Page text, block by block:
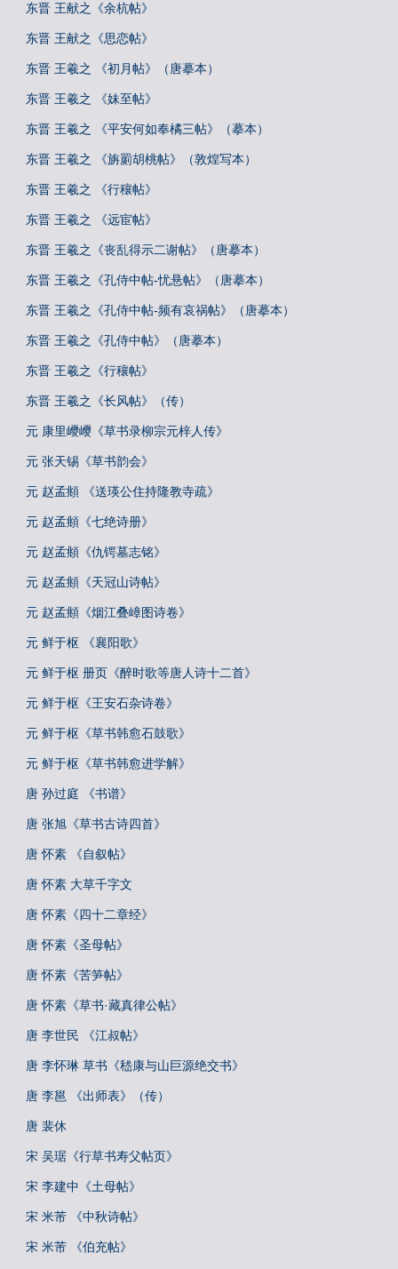
东晋 王献之《余杭帖》
东晋 王献之《思恋帖》
东晋 王羲之 《初月帖》（唐摹本）
东晋 王羲之 《妹至帖》
东晋 王羲之 《平安何如奉橘三帖》（摹本）
东晋 王羲之 《旃罽胡桃帖》（敦煌写本）
东晋 王羲之 《行穰帖》
东晋 王羲之 《远宦帖》
东晋 王羲之《丧乱得示二谢帖》（唐摹本）
东晋 王羲之《孔侍中帖-忧悬帖》（唐摹本）
东晋 王羲之《孔侍中帖-频有哀祸帖》（唐摹本）
东晋 王羲之《孔侍中帖》（唐摹本）
东晋 王羲之《行穰帖》
东晋 王羲之《长风帖》（传）
元 康里巎巎《草书录柳宗元梓人传》
元 张天锡《草书韵会》
元 赵孟頫 《送瑛公住持隆教寺疏》
元 赵孟頫《七绝诗册》
元 赵孟頫《仇锷墓志铭》
元 赵孟頫《天冠山诗帖》
元 赵孟頫《烟江叠嶂图诗卷》
元 鲜于枢 《襄阳歌》
元 鲜于枢 册页《醉时歌等唐人诗十二首》
元 鲜于枢《王安石杂诗卷》
元 鲜于枢《草书韩愈石鼓歌》
元 鲜于枢《草书韩愈进学解》
唐 孙过庭 《书谱》
唐 张旭《草书古诗四首》
唐 怀素 《自叙帖》
唐 怀素 大草千字文
唐 怀素《四十二章经》
唐 怀素《圣母帖》
唐 怀素《苦笋帖》
唐 怀素《草书·藏真律公帖》
唐 李世民 《江叔帖》
唐 李怀琳 草书《嵇康与山巨源绝交书》
唐 李邕 《出师表》（传）
唐 裴休
宋 吴琚《行草书寿父帖页》
宋 李建中《土母帖》
宋 米芾 《中秋诗帖》
宋 米芾 《伯充帖》